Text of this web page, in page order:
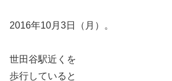
2016年10月3日（月）。
世田谷駅近くを
歩行していると